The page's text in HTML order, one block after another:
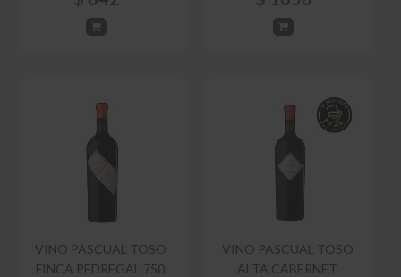
VINO PASCUAL TOSO
FINCA PEDREGAL 750
VINO PASCUAL TOSO
ALTA CABERNET